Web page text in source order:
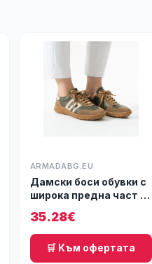
ARMADABG.EU
Дамски боси обувки с
широка предна част -
35.28€
🛒 Към офертата